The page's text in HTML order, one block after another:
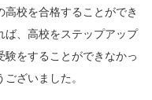
高校を合格することができ
ば、高校をステップアップ
をすることができなかっ
ざいました。